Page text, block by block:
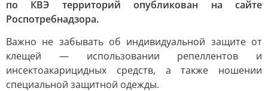
по КВЭ территорий опубликован на сайте
Роспотребнадзора.
Важно не забывать об индивидуальной защите от
клещей — использовании репеллентов и
инсектоакарицидных средств, а также ношении
специальной защитной одежды.